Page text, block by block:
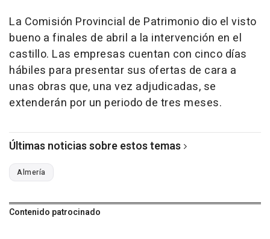
La Comisión Provincial de Patrimonio dio el visto
bueno a finales de abril a la intervención en el
castillo. Las empresas cuentan con cinco días
hábiles para presentar sus ofertas de cara a
unas obras que, una vez adjudicadas, se
extenderán por un periodo de tres meses.
Últimas noticias sobre estos temas
Almería
Contenido patrocinado